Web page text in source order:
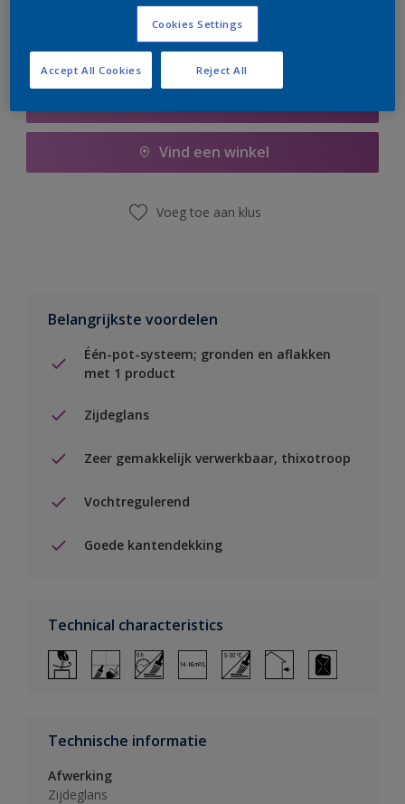
Vind een winkel
Voeg toe aan klus
Belangrijkste voordelen
Één-pot-systeem; gronden en aflakken
met 1 product
Zijdeglans
Zeer gemakkelijk verwerkbaar, thixotroop
Vochtregulerend
Goede kantendekking
Technical characteristics
Technische informatie
Afwerking
Zijdeglans
Cookies Settings
Reject All
Accept All Cookies